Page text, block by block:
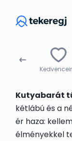
Kutyabarát
kétlábú és a
ér haza:
élményekkel